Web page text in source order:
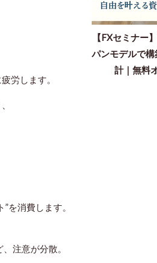
【FXセミナー
パンモデルで
計｜無料
労します。
消費します。
注意が分散。